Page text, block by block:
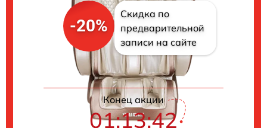
-20%
Скидка по
предварительной
записи на сайте
Конец акции
01:13:41